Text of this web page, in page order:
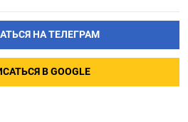
НА ТЕЛЕГРАМ
В GOOGLE